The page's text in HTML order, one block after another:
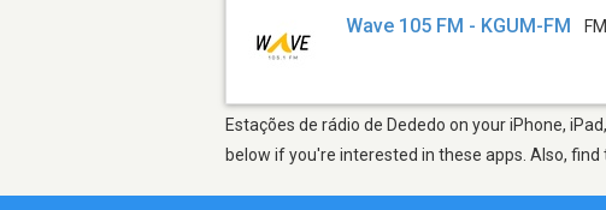
Wave 105 FM - KGUM-FM
Estações de rádio de Dededo on your iPhone,
below if you're interested in these apps. Also,